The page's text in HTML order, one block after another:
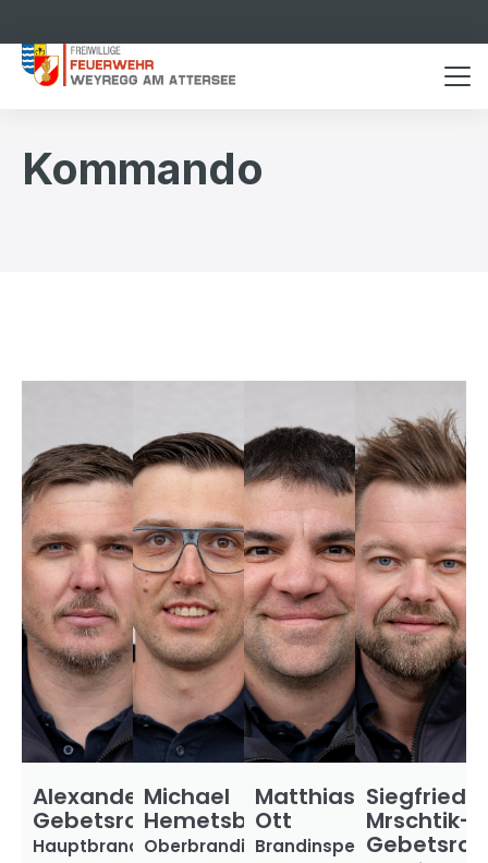
Kommando
Alexander
Gebetsroither
Hauptbrandinspektor
Michael
Hemetsberger
Oberbrandinspektor
Matthias
Ott
Brandinspektor
Siegfried
Mrschtik-